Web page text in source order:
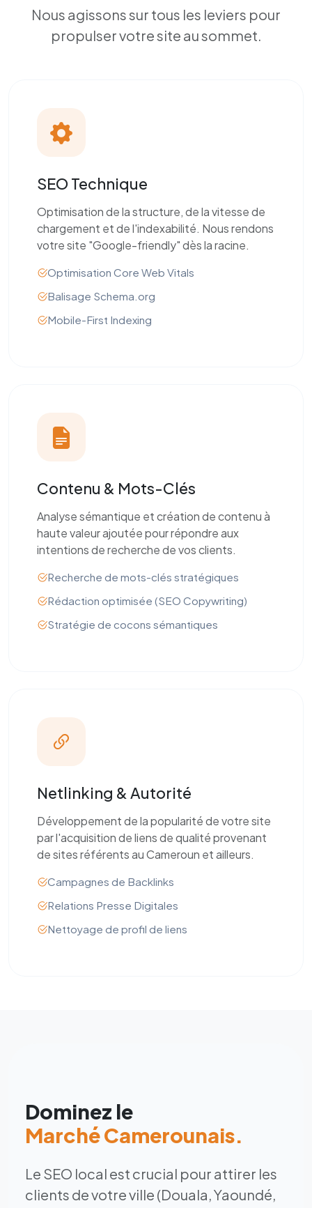
Nous agissons sur tous les leviers pour
propulser votre site au sommet.
SEO Technique
Optimisation de la structure, de la vitesse de
chargement et de l'indexabilité. Nous rendons
votre site "Google-friendly" dès la racine.
Optimisation Core Web Vitals
Balisage Schema.org
Mobile-First Indexing
Contenu & Mots-Clés
Analyse sémantique et création de contenu à
haute valeur ajoutée pour répondre aux
intentions de recherche de vos clients.
Recherche de mots-clés stratégiques
Rédaction optimisée (SEO Copywriting)
Stratégie de cocons sémantiques
Netlinking & Autorité
Développement de la popularité de votre site
par l'acquisition de liens de qualité provenant
de sites référents au Cameroun et ailleurs.
Campagnes de Backlinks
Relations Presse Digitales
Nettoyage de profil de liens
Dominez le
Marché Camerounais.
Le SEO local est crucial pour attirer les
clients de votre ville (Douala, Yaoundé,